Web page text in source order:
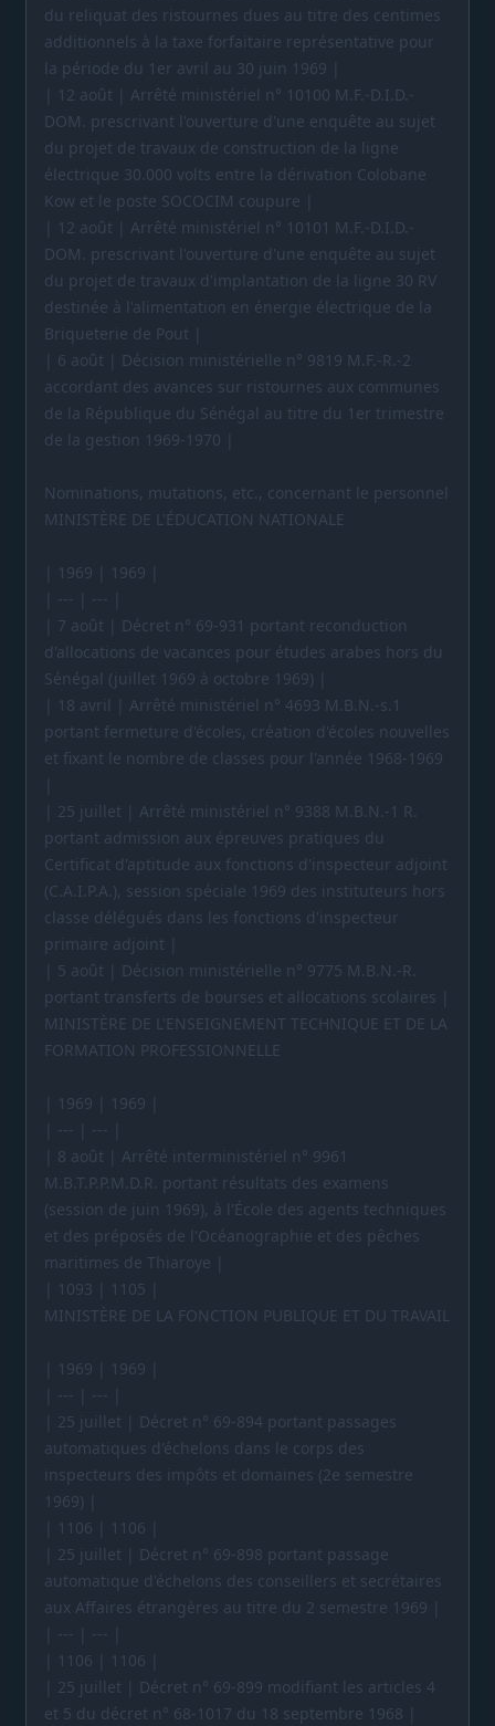
du reliquat des ristournes dues au titre des centimes
additionnels à la taxe forfaitaire représentative pour
la période du 1er avril au 30 juin 1969 |
| 12 août | Arrêté ministériel n° 10100 M.F.-D.I.D.-
DOM. prescrivant l'ouverture d'une enquête au sujet
du projet de travaux de construction de la ligne
électrique 30.000 volts entre la dérivation Colobane
Kow et le poste SOCOCIM coupure |
| 12 août | Arrêté ministériel n° 10101 M.F.-D.I.D.-
DOM. prescrivant l'ouverture d'une enquête au sujet
du projet de travaux d'implantation de la ligne 30 RV
destinée à l'alimentation en énergie électrique de la
Briqueterie de Pout |
| 6 août | Décision ministérielle n° 9819 M.F.-R.-2
accordant des avances sur ristournes aux communes
de la République du Sénégal au titre du 1er trimestre
de la gestion 1969-1970 |
Nominations, mutations, etc., concernant le personnel
MINISTÈRE DE L'ÉDUCATION NATIONALE
| 1969 | 1969 |
| --- | --- |
| 7 août | Décret n° 69-931 portant reconduction
d'allocations de vacances pour études arabes hors du
Sénégal (juillet 1969 à octobre 1969) |
| 18 avril | Arrêté ministériel n° 4693 M.B.N.-s.1
portant fermeture d'écoles, création d'écoles nouvelles
et fixant le nombre de classes pour l'année 1968-1969
| 25 juillet | Arrêté ministériel n° 9388 M.B.N.-1 R.
portant admission aux épreuves pratiques du
Certificat d'aptitude aux fonctions d'inspecteur adjoint
(C.A.I.P.A.), session spéciale 1969 des instituteurs hors
classe délégués dans les fonctions d'inspecteur
primaire adjoint |
| 5 août | Décision ministérielle n° 9775 M.B.N.-R.
portant transferts de bourses et allocations scolaires |
MINISTÈRE DE L'ENSEIGNEMENT TECHNIQUE ET DE LA
FORMATION PROFESSIONNELLE
| 1969 | 1969 |
| --- | --- |
| 8 août | Arrêté interministériel n° 9961
M.B.T.P.P.M.D.R. portant résultats des examens
(session de juin 1969), à l'École des agents techniques
et des préposés de l'Océanographie et des pêches
maritimes de Thiaroye |
| 1093 | 1105 |
MINISTÈRE DE LA FONCTION PUBLIQUE ET DU TRAVAIL
| 1969 | 1969 |
| --- | --- |
| 25 juillet | Décret n° 69-894 portant passages
automatiques d'échelons dans le corps des
inspecteurs des impôts et domaines (2e semestre
1969) |
| 1106 | 1106 |
| 25 juillet | Décret n° 69-898 portant passage
automatique d'échelons des conseillers et secrétaires
aux Affaires étrangères au titre du 2 semestre 1969 |
| --- | --- |
| 1106 | 1106 |
| 25 juillet | Décret n° 69-899 modifiant les articles 4
et 5 du décret n° 68-1017 du 18 septembre 1968 |